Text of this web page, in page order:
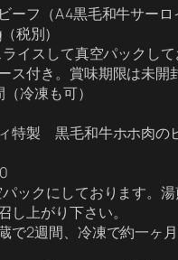
フ（A4黒毛和牛サーロ
税別）
イスして真空パックして
ス付き。賞味期限は未開
冷凍も可）
特製 黒毛和牛ホホ肉の
ックにしております。
し上がり下さい。
で2週間、冷凍で約一ヶ月